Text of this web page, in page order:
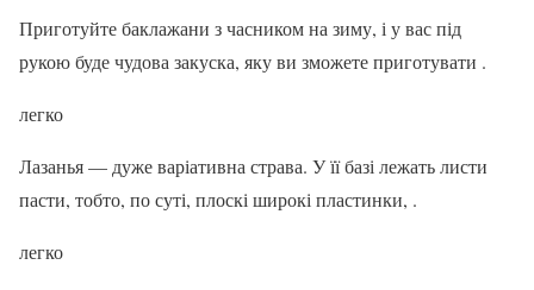
Приготуйте баклажани з часником на зиму, і у вас під
рукою буде чудова закуска, яку ви зможете приготувати .
легко
Лазанья — дуже варіативна страва. У її базі лежать листи
пасти, тобто, по суті, плоскі широкі пластинки, .
легко